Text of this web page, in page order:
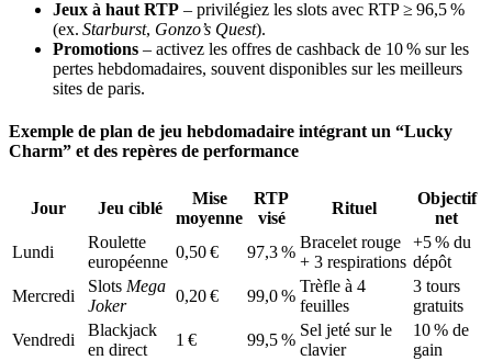
Jeux à haut RTP – privilégiez les slots avec RTP ≥ 96,5 %
(ex. Starburst, Gonzo’s Quest).
Promotions – activez les offres de cashback de 10 % sur les
pertes hebdomadaires, souvent disponibles sur les meilleurs
sites de paris.
Exemple de plan de jeu hebdomadaire intégrant un “Lucky
Charm” et des repères de performance
Jour Jeu ciblé
Mise
moyenne
RTP
visé
Rituel
Objectif
net
Lundi
Roulette
européenne
0,50 € 97,3 %
Bracelet rouge
+ 3 respirations
+5 % du
dépôt
Mercredi
Slots Mega
Joker
0,20 € 99,0 %
Trèfle à 4
feuilles
3 tours
gratuits
Vendredi
Blackjack
en direct
1 € 99,5 %
Sel jeté sur le
clavier
10 % de
gain